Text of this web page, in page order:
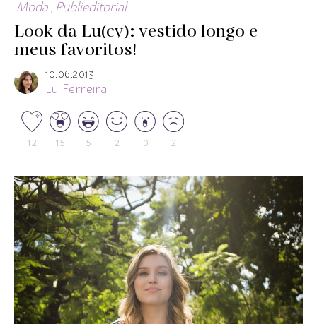
Moda Publieditorial
Look da Lu(cy): vestido longo e
meus favoritos!
10.06.2013
Lu Ferreira
12 15 5 2 0 2